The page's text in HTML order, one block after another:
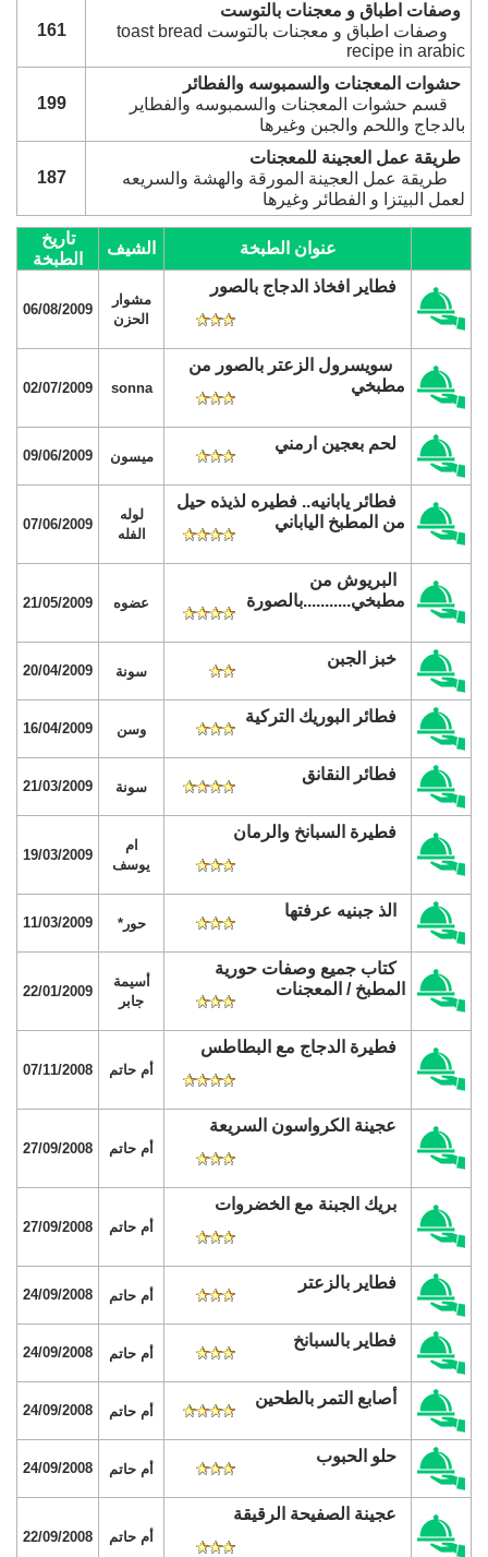
وصفات اطباق و معجنات بالتوست
وصفات اطباق و معجنات بالتوست toast bread
recipe in arabic
161
حشوات المعجنات والسمبوسه والفطائر
قسم حشوات المعجنات والسمبوسه والفطاير
بالدجاج واللحم والجبن وغيرها
199
طريقة عمل العجينة للمعجنات
طريقة عمل العجينة المورقة والهشة والسريعه
لعمل البيتزا و الفطائر وغيرها
187
عنوان الطبخة الشيف
تاريخ
الطبخة
فطاير افخاذ الدجاج بالصور
مشوار
الحزن
06/08/2009
سويسرول الزعتر بالصور من
مطبخي
sonna
02/07/2009
لحم بعجين ارمني
ميسون 09/06/2009
فطائر يابانيه.. فطيره لذيذه حيل
من المطبخ الياباني
لوله
الفله
07/06/2009
البريوش من
مطبخي...........بالصورة
عضوه 21/05/2009
خبز الجبن
سونة 20/04/2009
فطائر البوريك التركية
وسن 16/04/2009
فطائر النقانق
سونة 21/03/2009
فطيرة السبانخ والرمان
ام
يوسف
19/03/2009
الذ جبنيه عرفتها
حور* 11/03/2009
كتاب جميع وصفات حورية
المطبخ / المعجنات
أسيمة
جابر
22/01/2009
فطيرة الدجاج مع البطاطس
أم حاتم 07/11/2008
عجينة الكرواسون السريعة
أم حاتم 27/09/2008
بريك الجبنة مع الخضروات
أم حاتم 27/09/2008
فطاير بالزعتر
أم حاتم 24/09/2008
فطاير بالسبانخ
أم حاتم 24/09/2008
أصابع التمر بالطحين
أم حاتم 24/09/2008
حلو الحبوب
أم حاتم 24/09/2008
عجينة الصفيحة الرقيقة
أم حاتم 22/09/2008